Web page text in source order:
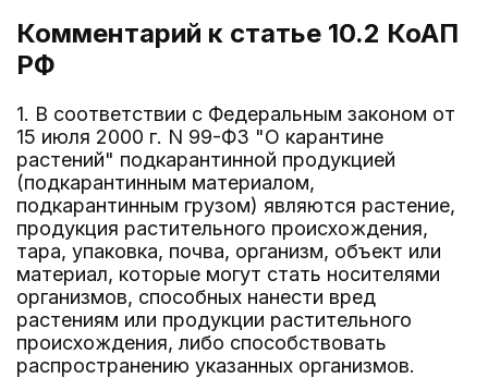
Комментарий к статье 10.2 КоАП
РФ
1. В соответствии с Федеральным законом от
15 июля 2000 г. N 99-ФЗ "О карантине
растений" подкарантинной продукцией
(подкарантинным материалом,
подкарантинным грузом) являются растение,
продукция растительного происхождения,
тара, упаковка, почва, организм, объект или
материал, которые могут стать носителями
организмов, способных нанести вред
растениям или продукции растительного
происхождения, либо способствовать
распространению указанных организмов.